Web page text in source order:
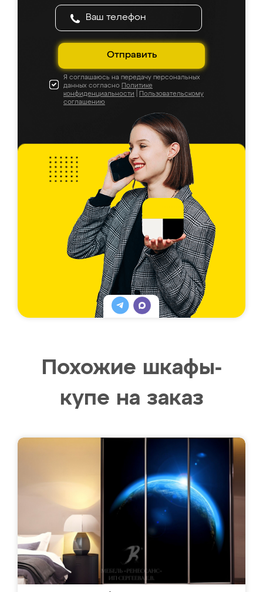
Отправить
Я соглашаюсь на передачу персональных
данных согласно Политике
конфиденциальности
Пользовательскому
соглашению
Похожие шкафы-
купе на заказ